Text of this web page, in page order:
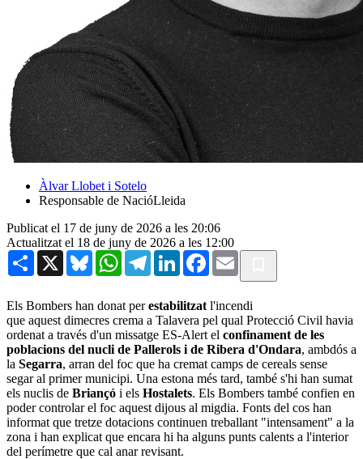
Àlvar Llobet i Sotelo
Responsable de NacióLleida
Publicat el 17 de juny de 2026 a les 20:06
Actualitzat el 18 de juny de 2026 a les 12:00
Share X BlueskyWhatsAppTelegramLinkedInFacebook
Email
Els Bombers han donat perestabilitzat l'incendi
que aquest dimecres crema a Talavera pel qual Protecció Civil havia
ordenat a través d'un missatge ES-Alert el confinament de les
poblacions del nucli de Pallerols i de Ribera d'Ondara, ambdós a
la Segarra, arran del foc que ha cremat camps de cereals sense
segar al primer municipi. Una estona més tard, també s'hi han sumat
els nuclis de Briançó i els Hostalets. Els Bombers també confien en
poder controlar el foc aquest dijous al migdia. Fonts del cos han
informat que tretze dotacions continuen treballant "intensament" a la
zona i han explicat que encara hi ha alguns punts calents a l'interior
del perímetre que cal anar revisant.